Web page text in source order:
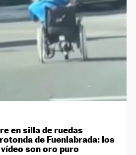
en silla de ruedas
de Fuenlabrada: los
son oro puro